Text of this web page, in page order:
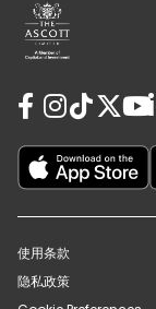
使用条款
隐私政策